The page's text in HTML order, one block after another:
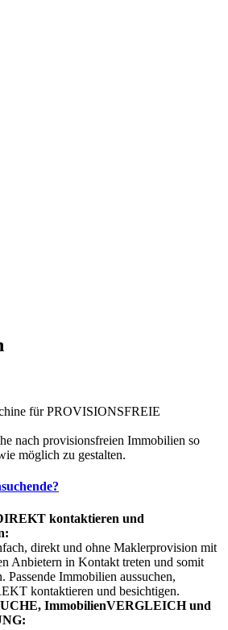
für PROVISIONSFREIE
nach provisionsfreien Immobilien so
möglich zu gestalten.
kontaktieren und
direkt und ohne Maklerprovision mit
Anbietern in Kontakt treten und somit
Passende Immobilien aussuchen,
kontaktieren und besichtigen.
ImmobilienVERGLEICH und